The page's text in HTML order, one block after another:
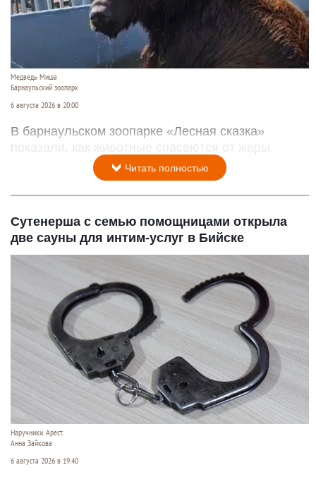
Медведь Миша
Барнаульский зоопарк
6 августа 2026 в 20:00
В барнаульском зоопарке «Лесная сказка»
показали, как животные спасаются от жары.
Читать полностью
Сутенерша с семью помощницами открыла
две сауны для интим-услуг в Бийске
Наручники. Арест.
Анна Зайкова
6 августа 2026 в 19:40